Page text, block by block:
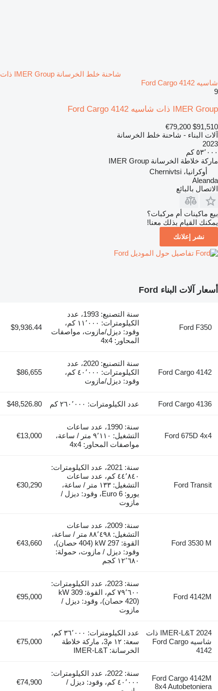
شاحنة خلط الخرسانة IMER Group ذات
شاسيه Ford Cargo 4142
9
IMER Group ذات شاسيه Ford Cargo 4142
$91,510
€79,200
آلات البناء - شاحنة خلط الخرسانة
2023
٥٣٬٠٠٠ كم
ماركة خلاطة الخرسانة IMER Group
أوكرانيا، Chernivtsi
Aleanda
الاتصال بالبائع
بيع ماكينات أم مركبات؟
يمكنك القيام بذلك معنا!
نشر إعلانك
تفاصيل حول الموديل Ford
أسعار آلات البناء Ford
Ford F350
سنة التصنيع: 1993، عدد
الكيلومترات: ١١٬٠٠٠ كم،
وقود: ديزل/مازوت، مواصفات
المحاور: 4x4
$9,936.44
Ford Cargo 4142
سنة التصنيع: 2020، عدد
الكيلومترات: ٤٠٬٠٠٠ كم،
وقود: ديزل/مازوت
$86,655
Ford Cargo 4136 عدد الكيلومترات: ٢٦٠٬٠٠٠ كم $48,526.80
Ford 675D 4x4
سنة: 1990، عدد ساعات
التشغيل: ٩٬١١٠ متر / ساعة،
مواصفات المحاور: 4x4
€13,000
Ford Transit
سنة: 2021، عدد الكيلومترات:
٤٤٬٨٤٠ كم، عدد ساعات
التشغيل: ١٣٣ متر / ساعة،
يورو: Euro 6، وقود: ديزل /
مازوت
€30,290
Ford 3530 M
سنة: 2009، عدد ساعات
التشغيل: ٨٨٬٤٩٨ متر / ساعة،
القوة: 297 kW (404 حصان)،
وقود: ديزل / مازوت، حمولة:
١٢٬٦٨٠ كجم
€43,660
Ford 4142M
سنة: 2023، عدد الكيلومترات:
٧٩٬٦٠٠ كم، القوة: 309 kW
(420 حصان)، وقود: ديزل /
مازوت
€95,000
IMER-L&T 2024 ذات
شاسيه Ford Cargo
4142
عدد الكيلومترات: ٣٦٬٠٠٠ كم،
سعة: ١٢ م3، ماركة خلاطة
الخرسانة: IMER-L&T
€75,000
Ford Cargo 4142M
8x4 Autobetoniera
سنة: 2022، عدد الكيلومترات:
٤٠٬٠٠٠ كم، وقود: ديزل /
€74,900